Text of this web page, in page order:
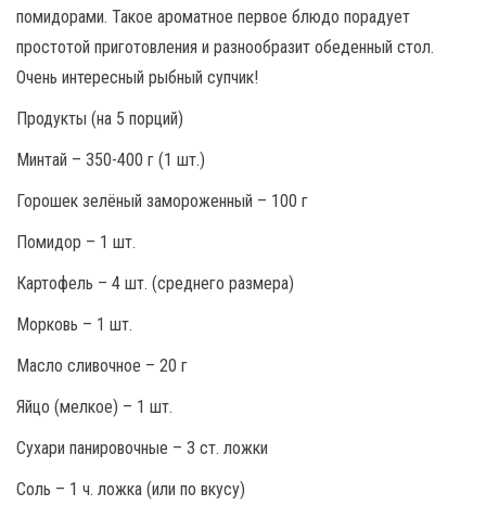
помидорами. Такое ароматное первое блюдо порадует
простотой приготовления и разнообразит обеденный стол.
Очень интересный рыбный супчик!
Продукты (на 5 порций)
Минтай – 350-400 г (1 шт.)
Горошек зелёный замороженный – 100 г
Помидор – 1 шт.
Картофель – 4 шт. (среднего размера)
Морковь – 1 шт.
Масло сливочное – 20 г
Яйцо (мелкое) – 1 шт.
Сухари панировочные – 3 ст. ложки
Соль – 1 ч. ложка (или по вкусу)